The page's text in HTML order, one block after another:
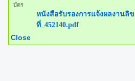
บัตร
หนังสือรับรองการแจ้งผลงานลิ
ที่_452140.pdf
Close